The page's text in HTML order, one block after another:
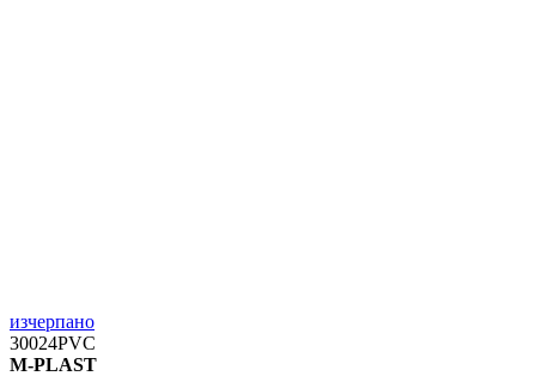
изчерпано
30024PVC
M-PLAST